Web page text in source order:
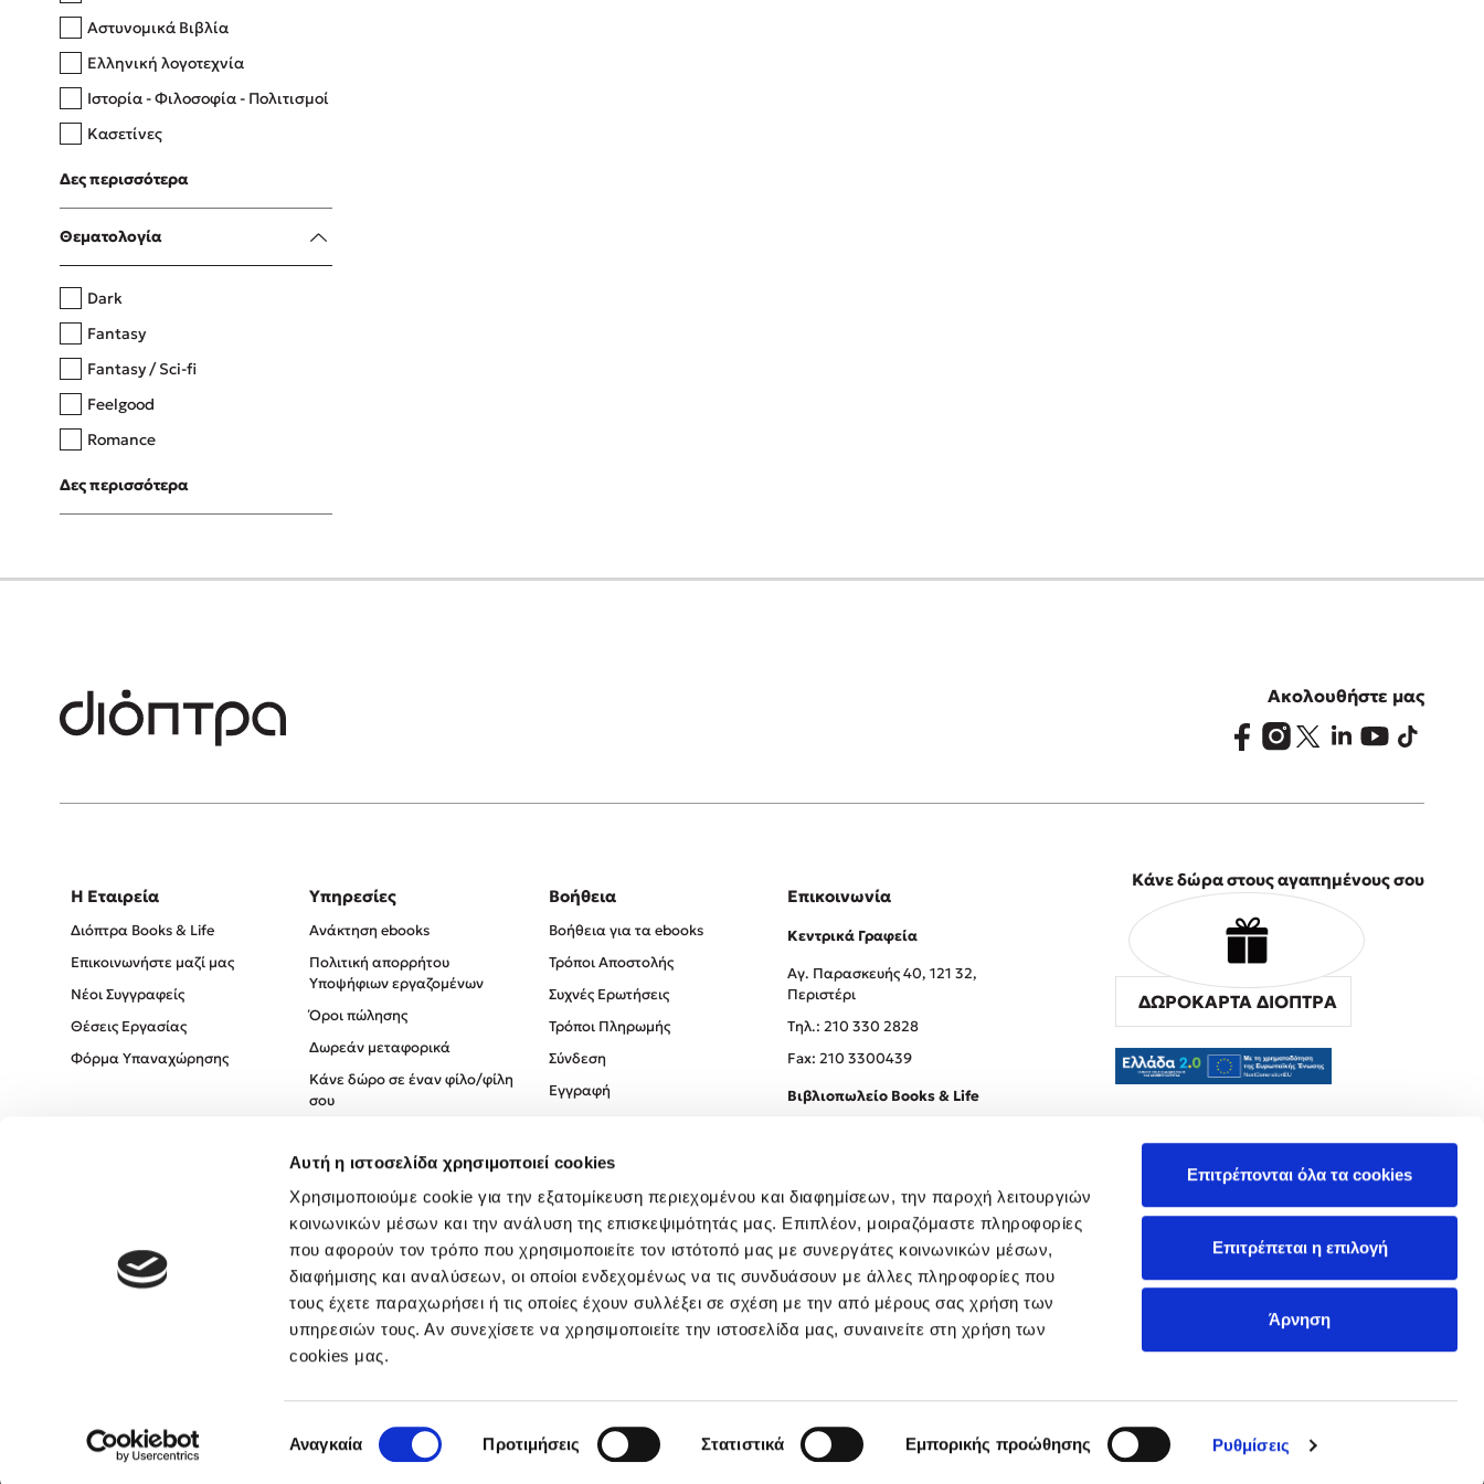
Αυτή η ιστοσελίδα χρησιμοποιεί cookies
Χρησιμοποιούμε cookie για την εξατομίκευση περιεχομένου και διαφημίσεων, την παροχή λειτουργιών
κοινωνικών μέσων και την ανάλυση της επισκεψιμότητάς μας. Επιπλέον, μοιραζόμαστε πληροφορίες
που αφορούν τον τρόπο που χρησιμοποιείτε τον ιστότοπό μας με συνεργάτες κοινωνικών μέσων,
διαφήμισης και αναλύσεων, οι οποίοι ενδεχομένως να τις συνδυάσουν με άλλες πληροφορίες που
τους έχετε παραχωρήσει ή τις οποίες έχουν συλλέξει σε σχέση με την από μέρους σας χρήση των
υπηρεσιών τους. Αν συνεχίσετε να χρησιμοποιείτε την ιστοσελίδα μας, συναινείτε στη χρήση των
cookies μας.
συγκατάθεσης
Αναγκαία Προτιμήσεις Στατιστικά Εμπορικής προώθησης Ρυθμίσεις
Επιτρέπονται όλα τα cookies
Επιτρέπεται η επιλογή
Άρνηση
Δανάη Δεληγεώργη
Πάνω, κάτω, μπροστά, πίσω
Η μέθοδος Αφήστε τους
Αστυνομικά Βιβλία
Ελληνική λογοτεχνία
Ιστορία - Φιλοσοφία - Πολιτισμοί
Κασετίνες
Λευκώματα - Έγχρωμοι οδηγοί
Μαγειρική
Δες περισσότερα
Θεματολογία
Dark
Fantasy
Fantasy / Sci-fi
Feelgood
Romance
Upmarket
Young Adult
Δες περισσότερα
Ακολουθήστε μας
Η Εταιρεία
Διόπτρα Books & Life
Επικοινωνήστε μαζί μας
Νέοι Συγγραφείς
Θέσεις Εργασίας
Φόρμα Υπαναχώρησης
Υπηρεσίες
Ανάκτηση ebooks
Πολιτική απορρήτου
Υποψήφιων εργαζομένων
Όροι πώλησης
Δωρεάν μεταφορικά
Κάνε δώρο σε έναν φίλο/φίλη
σου
Πολιτική Απορρήτου
Όροι χρήσης
Βοήθεια
Βοήθεια για τα ebooks
Τρόποι Αποστολής
Συχνές Ερωτήσεις
Τρόποι Πληρωμής
Σύνδεση
Εγγραφή
Επικοινωνία
Κεντρικά Γραφεία
Αγ. Παρασκευής 40, 121 32,
Περιστέρι
Tηλ.: 210 330 2828
Fax: 210 3300439
Βιβλιοπωλείο Books & Life
Κάνε δώρα στους αγαπημένους σου
ΔΩΡΟΚΑΡΤΑ ΔΙΟΠΤΡΑ
Created by Powered by